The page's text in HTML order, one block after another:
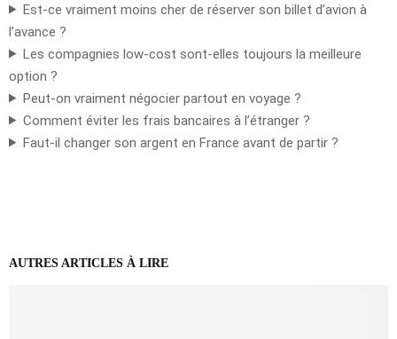
Est-ce vraiment moins cher de réserver son billet d’avion à
l’avance ?
Les compagnies low-cost sont-elles toujours la meilleure
option ?
Peut-on vraiment négocier partout en voyage ?
Comment éviter les frais bancaires à l’étranger ?
Faut-il changer son argent en France avant de partir ?
AUTRES ARTICLES À LIRE